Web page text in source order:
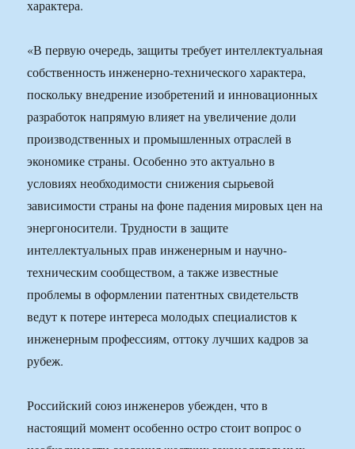
характера.
«В первую очередь, защиты требует интеллектуальная
собственность инженерно-технического характера,
поскольку внедрение изобретений и инновационных
разработок напрямую влияет на увеличение доли
производственных и промышленных отраслей в
экономике страны. Особенно это актуально в
условиях необходимости снижения сырьевой
зависимости страны на фоне падения мировых цен на
энергоносители. Трудности в защите
интеллектуальных прав инженерным и научно-
техническим сообществом, а также известные
проблемы в оформлении патентных свидетельств
ведут к потере интереса молодых специалистов к
инженерным профессиям, оттоку лучших кадров за
рубеж.
Российский союз инженеров убежден, что в
настоящий момент особенно остро стоит вопрос о